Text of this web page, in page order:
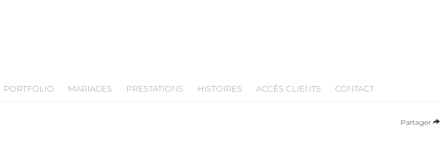
PORTFOLIO MARIAGES PRESTATIONS HISTOIRES ACCÈS CLIENTS CONTACT
Partager